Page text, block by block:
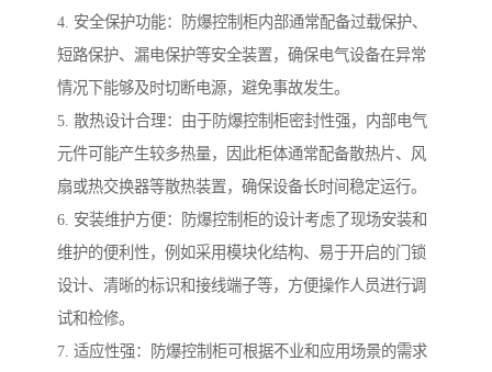
4. 安全保护功能：防爆控制柜内部通常配备过载保护、
短路保护、漏电保护等安全装置，确保电气设备在异常
情况下能够及时切断电源，避免事故发生。
5. 散热设计合理：由于防爆控制柜密封性强，内部电气
元件可能产生较多热量，因此柜体通常配备散热片、风
扇或热交换器等散热装置，确保设备长时间稳定运行。
6. 安装维护方便：防爆控制柜的设计考虑了现场安装和
维护的便利性，例如采用模块化结构、易于开启的门锁
设计、清晰的标识和接线端子等，方便操作人员进行调
试和检修。
7. 适应性强：防爆控制柜可根据不业和应用场景的需求